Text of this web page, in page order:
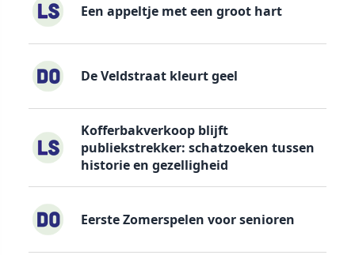
Een appeltje met een groot hart
De Veldstraat kleurt geel
Kofferbakverkoop blijft
publiekstrekker: schatzoeken tussen
historie en gezelligheid
Eerste Zomerspelen voor senioren